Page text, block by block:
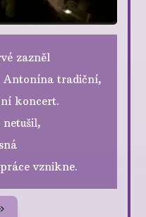
zazněl
Antonína tradiční,
koncert.
vznikne.